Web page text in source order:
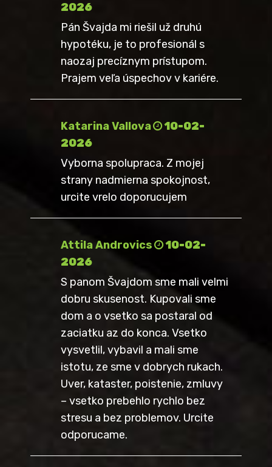
2026
Pán Švajda mi riešil už druhú
hypotéku, je to profesionál s
naozaj precíznym prístupom.
Prajem veľa úspechov v kariére.
Katarina Vallova
10-02-
2026
Vyborna spolupraca. Z mojej
strany nadmierna spokojnost,
urcite vrelo doporucujem
Attila Androvics
10-02-
2026
S panom Švajdom sme mali velmi
dobru skusenost. Kupovali sme
dom a o vsetko sa postaral od
zaciatku az do konca. Vsetko
vysvetlil, vybavil a mali sme
istotu, ze sme v dobrych rukach.
Uver, kataster, poistenie, zmluvy
– vsetko prebehlo rychlo bez
stresu a bez problemov. Urcite
odporucame.